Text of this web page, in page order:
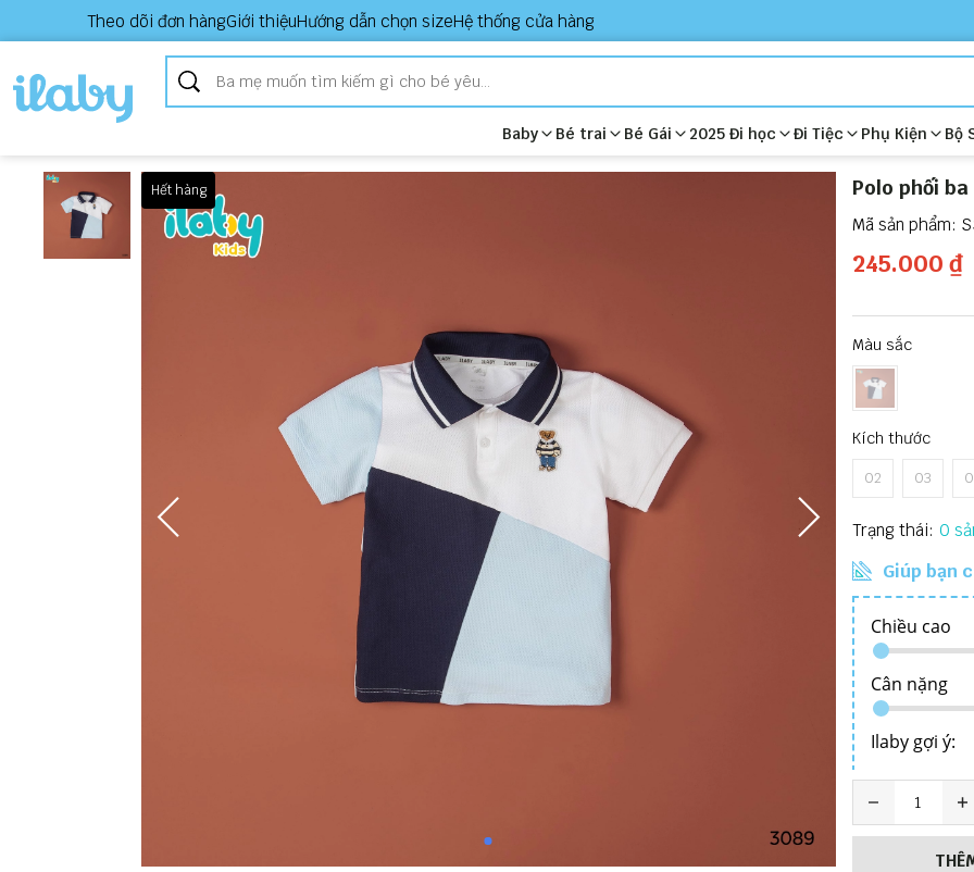
Theo dõi đơn hàngGiới thiệuHướng dẫn chọn sizeHệ thống cửa hàng
Baby Bé trai Bé Gái 2025 Đi học Đi Tiệc Phụ Kiện Bộ
Hết hàng Polo phối ba
245.000 ₫
Màu sắc
Kích thước
02 03
Giúp bạn
Trạng thái: 0